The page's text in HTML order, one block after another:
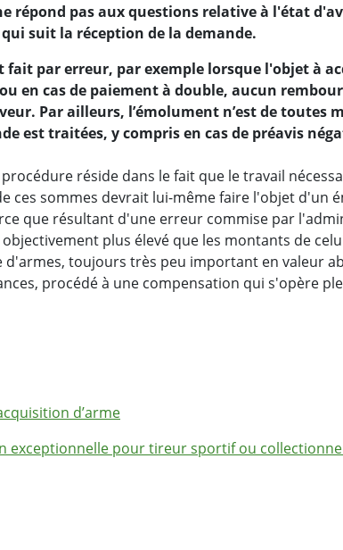
répond pas aux questions relative à l'état
suit la réception de la demande.
fait par erreur, par exemple lorsque l'objet à
en cas de paiement à double, aucun
Par ailleurs, l’émolument n’est de toutes
est traitées, y compris en cas de préavis
réside dans le fait que le travail
ces sommes devrait lui-même faire l'objet d'un
que résultant d'une erreur commise par
plus élevé que les montants de
d'armes, toujours très peu important en valeur
procédé à une compensation qui s'opère
d’arme
exceptionnelle pour tireur sportif ou